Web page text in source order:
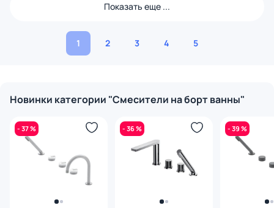
Показать еще ...
1 2 3 4 5
Новинки категории "Смесители на борт ванны"
- 37 % - 36 % - 39 %